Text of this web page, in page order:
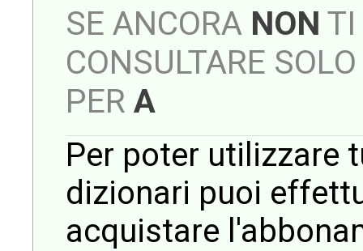
SE ANCORA NON TI
CONSULTARE
PER A
Per poter utilizzare
dizionari puoi
acquistare